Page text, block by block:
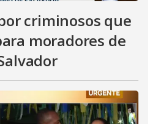
criminosos que
moradores de